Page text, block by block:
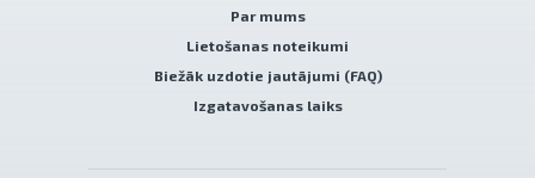
Par mums
Lietošanas noteikumi
Biežāk uzdotie jautājumi (FAQ)
Izgatavošanas laiks